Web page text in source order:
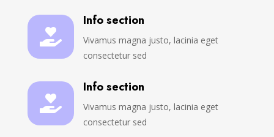

Info section
Vivamus magna justo, lacinia eget
consectetur sed

Info section
Vivamus magna justo, lacinia eget
consectetur sed